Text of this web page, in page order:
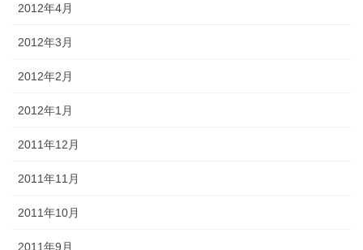
2012年4月
2012年3月
2012年2月
2012年1月
2011年12月
2011年11月
2011年10月
2011年9月